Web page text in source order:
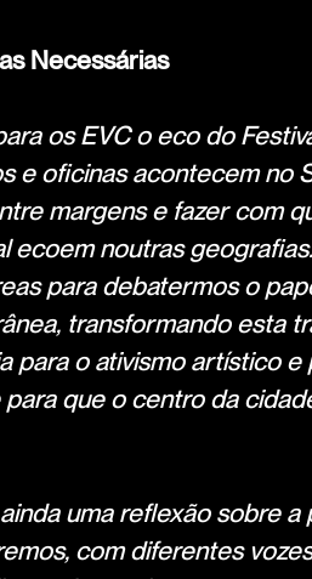
Necessárias
os EVC o eco do
e oficinas acontecem no
margens e fazer com
ecoem noutras
para debatermos o
transformando esta
para o ativismo artístico e
para que o centro da
uma reflexão sobre
com diferentes